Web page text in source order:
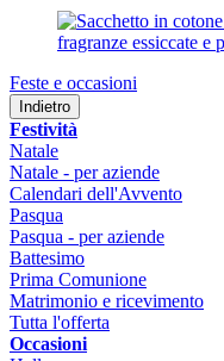
Feste e occasioni
Indietro
Festività
Natale
Natale - per aziende
Calendari dell'Avvento
Pasqua
Pasqua - per aziende
Battesimo
Prima Comunione
Matrimonio e ricevimento
Tutta l'offerta
Occasioni